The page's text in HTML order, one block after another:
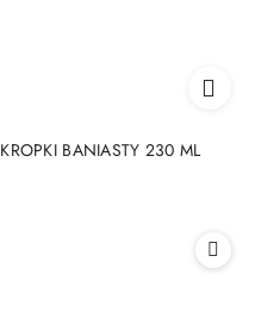
BANIASTY 230 ML